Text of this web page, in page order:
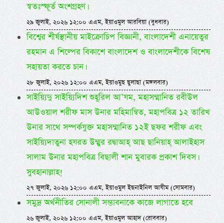
স্বতঃস্ফূর্ত অংশগ্রহণ।
২৯ জুলাই, ২০২৬ ১২:০০ এএম, ইয়াওমুল আরবিয়া (বুধবার)
বিশ্বের শীর্ষস্থানীয় মাইক্রোচিপ বিজ্ঞানী, বাংলাদেশী এনায়েতুর
রহমান এ শিল্পের বিকাশে বাংলাদেশ ও বাংলাদেশীকে বিশেষ
সহায়তা করতে চান।
২৮ জুলাই, ২০২৬ ১২:০০ এএম, ইয়াওমুছ ছুলাছা (মঙ্গলবার)
সাইয়্যিদু সাইয়্যিদিশ শুহূরিল আ’যম, মহাসম্মানিত রবীউল
আউওয়াল শরীফ মাস উনার মহিমান্বিত, মহাপবিত্র ১২ তারিখ
উনার সাথে সম্পর্কযুক্ত মহাসম্মানিত ১২ই ছফর শরীফ এবং
সাইয়্যিদাতুনা হযরত উম্মুর রদ্বাআহ্ আছ ছানিয়াহ্ আলাইহাস
সালাম উনার মহাপবিত্র বিছালী শান মুবারক প্রকাশ দিবস।
সুবহানাল্লাহ!
২৭ জুলাই, ২০২৬ ১২:০০ এএম, ইয়াওমুল ইছনাইনিল আযীম (সোমবার)
সমুদ্র অর্থনীতির সোনালী সম্ভাবনাকে কাজে লাগাতে হবে
২৬ জুলাই, ২০২৬ ১২:০০ এএম, ইয়াওমুল আহাদ (রোববার)